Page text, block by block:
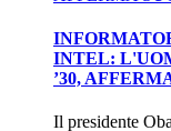
INTEL:
’30,
Il presidente